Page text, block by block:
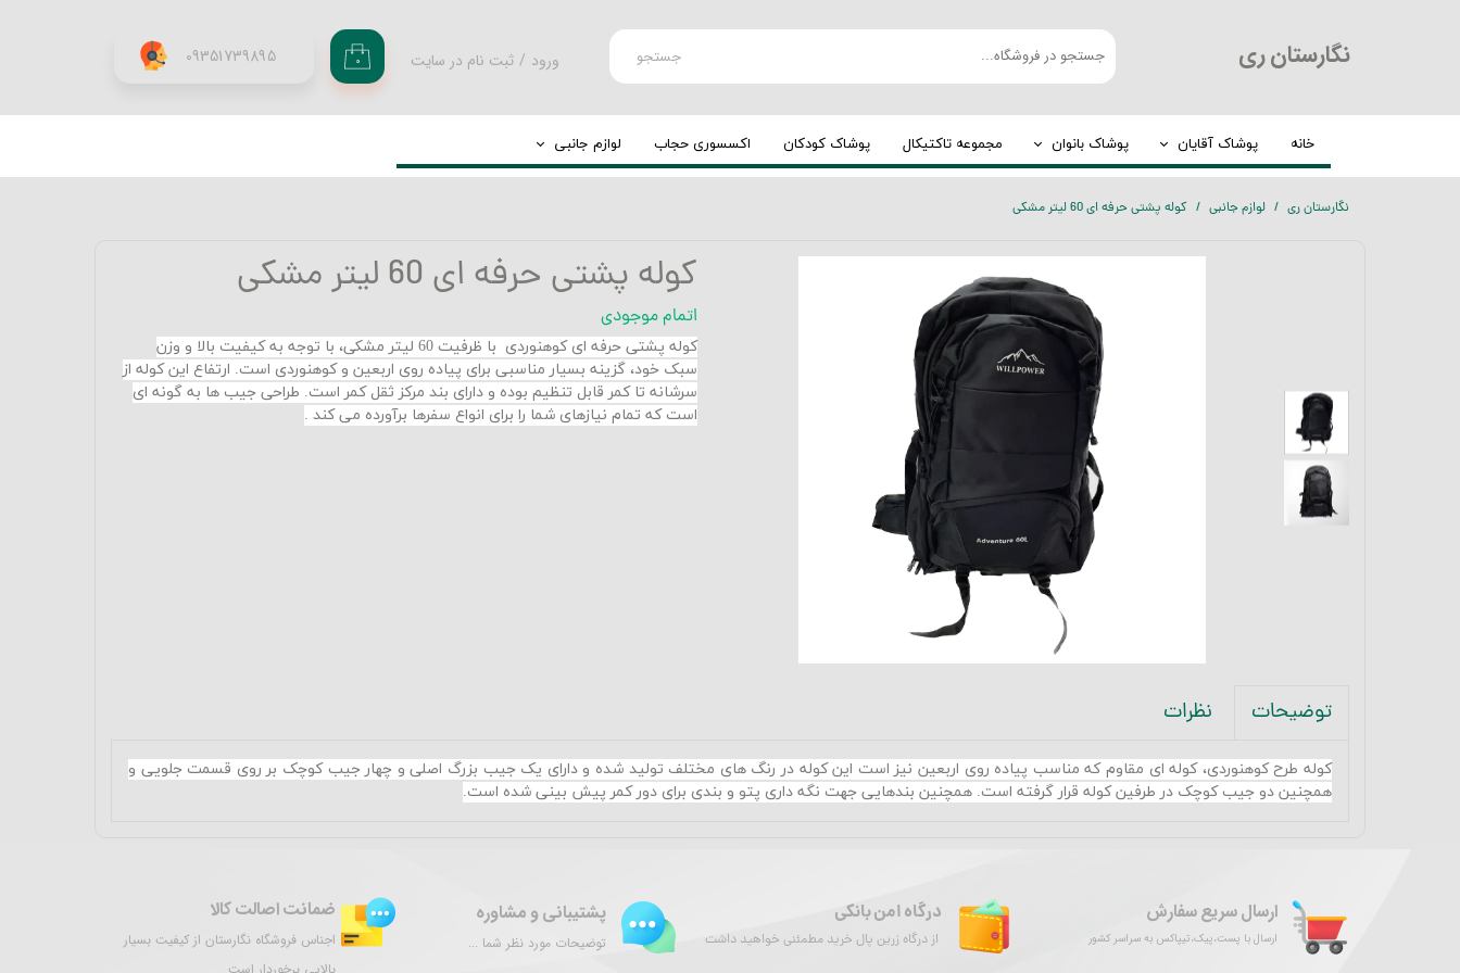
​نگارستان ری 09351739895 جستجو ۰ ورود / ثبت نام در سایت
سفارشات
خانه پوشاک آقایان پوشاک بانوان
مانتو
مجموعه تاکتیکال پوشاک کودکان اکسسوری حجاب لوازم جانبی
نگارستان ری لوازم جانبی کوله پشتی حرفه ای 60 لیتر مشکی
کوله پشتی حرفه ای 60 لیتر مشکی
اتمام موجودی
کوله پشتی حرفه ای کوهنوردی با ظرفیت 60 لیتر مشکی، با توجه به کیفیت بالا و وزن
سبک خود، گزینه بسیار مناسبی برای پیاده روی اربعین و کوهنوردی است. ارتفاع این کوله از
سرشانه تا کمر قابل تنظیم بوده و دارای بند مرکز ثقل کمر است. طراحی جیب ها به گونه ای
است که تمام نیازهای شما را برای انواع سفرها برآورده می کند .
توضیحات نظرات
کوله طرح کوهنوردی، کوله ای مقاوم که مناسب پیاده روی اربعین نیز است این کوله در رنگ های مختلف تولید شده و دارای یک جیب بزرگ اصلی و چهار جیب کوچک بر روی قسمت جلویی و
همچنین دو جیب کوچک در طرفین کوله قرار گرفته است. همچنین بندهایی جهت نگه داری پتو و بندی برای دور کمر پیش بینی شده است.
ضمانت اصالت کالا
اجناس فروشگاه نگارستان از کیفیت بسیار
ارسال سریع سفارش
ارسال با پست،پیک،تیپاکس به سراسر کشور
درگاه امن بانکی
از درگاه زرین پال خرید مطمئنی خواهید داشت
پشتیبانی و مشاوره
توضیحات مورد نظر شما ...